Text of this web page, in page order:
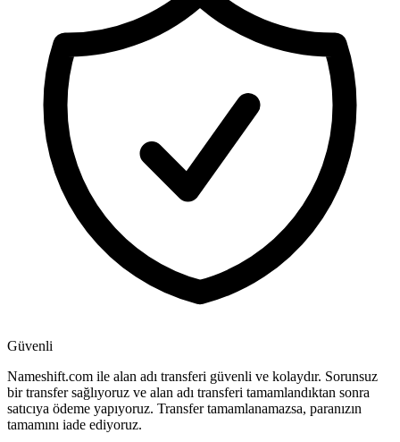
Güvenli
Nameshift.com ile alan adı transferi güvenli ve kolaydır. Sorunsuz
bir transfer sağlıyoruz ve alan adı transferi tamamlandıktan sonra
satıcıya ödeme yapıyoruz. Transfer tamamlanamazsa, paranızın
tamamını iade ediyoruz.